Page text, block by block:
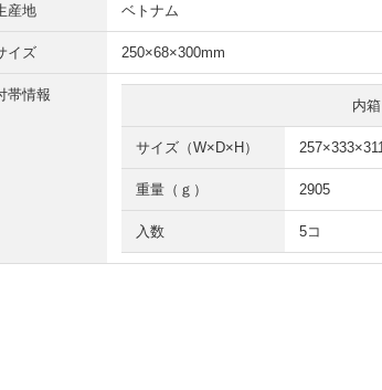
産地 ベトナム
イズ 250×68×300mm
帯情報
内箱
サイズ（W×D×H） 257×333×311
重量（ｇ） 2905
入数 5コ